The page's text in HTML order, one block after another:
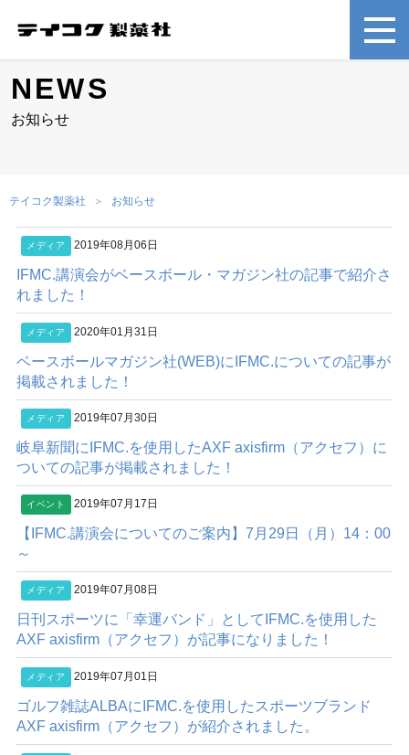
NEWS
お知らせ
テイコク製薬社 お知らせ
メディア 2019年08月06日
IFMC.講演会がベースボール・マガジン社の記事で紹介さ
れました！
メディア 2020年01月31日
ベースボールマガジン社(WEB)にIFMC.についての記事が
掲載されました！
メディア 2019年07月30日
岐阜新聞にIFMC.を使用したAXF axisfirm（アクセフ）に
ついての記事が掲載されました！
イベント 2019年07月17日
【IFMC.講演会についてのご案内】7月29日（月）14：00
～
メディア 2019年07月08日
日刊スポーツに「幸運バンド」としてIFMC.を使用した
AXF axisfirm（アクセフ）が記事になりました！
メディア 2019年07月01日
ゴルフ雑誌ALBAにIFMC.を使用したスポーツブランド
AXF axisfirm（アクセフ）が紹介されました。